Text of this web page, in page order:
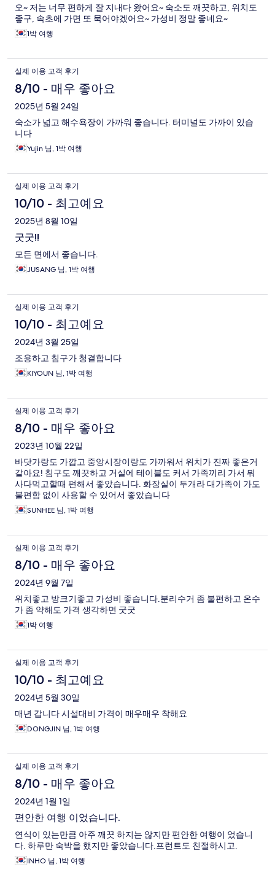
오~ 저는 너무 편하게 잘 지내다 왔어요~ 숙소도 깨끗하고, 위치도
좋구, 속초에 가면 또 묵어야겠어요~ 가성비 정말 좋네요~
1박 여행
실제 이용 고객 후기
8/10 - 매우 좋아요
2025년 5월 24일
숙소가 넓고 해수욕장이 가까워 좋습니다. 터미널도 가까이 있습
니다
Yujin 님, 1박 여행
실제 이용 고객 후기
10/10 - 최고예요
2025년 8월 10일
굿굿!!
모든 면에서 좋습니다.
JUSANG 님, 1박 여행
실제 이용 고객 후기
10/10 - 최고예요
2024년 3월 25일
조용하고 침구가 청결합니다
KIYOUN 님, 1박 여행
실제 이용 고객 후기
8/10 - 매우 좋아요
2023년 10월 22일
바닷가랑도 가깝고 중앙시장이랑도 가까워서 위치가 진짜 좋은거
같아요! 침구도 깨끗하고 거실에 테이블도 커서 가족끼리 가서 뭐
사다먹고할때 편해서 좋았습니다. 화장실이 두개라 대가족이 가도
불편함 없이 사용할 수 있어서 좋았습니다
SUNHEE 님, 1박 여행
실제 이용 고객 후기
8/10 - 매우 좋아요
2024년 9월 7일
위치좋고 방크기좋고 가성비 좋습니다.분리수거 좀 불편하고 온수
가 좀 약해도 가격 생각하면 굿굿
1박 여행
실제 이용 고객 후기
10/10 - 최고예요
2024년 5월 30일
매년 갑니다 시설대비 가격이 매우매우 착해요
DONGJIN 님, 1박 여행
실제 이용 고객 후기
8/10 - 매우 좋아요
2024년 1월 1일
편안한 여행 이었습니다.
연식이 있는만큼 아주 깨끗 하지는 않지만 편안한 여행이 었습니
다. 하루만 숙박을 했지만 좋았습니다.프런트도 친절하시고.
INHO 님, 1박 여행